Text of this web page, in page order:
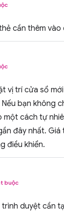
cần thêm vào
vị trí cửa sổ
bạn không
một cách tự
đây nhất. Giá
điều khiển.
buộc
duyệt cần